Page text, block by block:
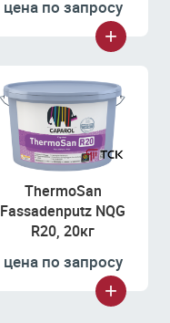
цена по запросу
ThermoSan
Fassadenputz NQG
R20, 20кг
цена по запросу